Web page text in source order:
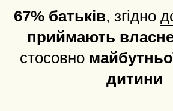
67% батьків, згідно
приймають
стосовно
дитини